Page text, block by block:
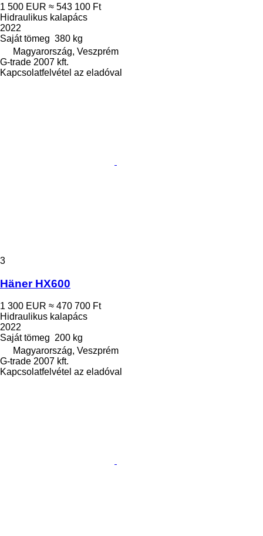
1 500 EUR ≈ 543 100 Ft
Hidraulikus kalapács
2022
Saját tömeg 380 kg
Magyarország, Veszprém
G-trade 2007 kft.
Kapcsolatfelvétel az eladóval
3
Häner HX600
1 300 EUR ≈ 470 700 Ft
Hidraulikus kalapács
2022
Saját tömeg 200 kg
Magyarország, Veszprém
G-trade 2007 kft.
Kapcsolatfelvétel az eladóval